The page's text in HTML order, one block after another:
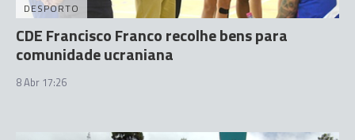
DESPORTO
CDE Francisco Franco recolhe bens para
comunidade ucraniana
8 Abr 17:26